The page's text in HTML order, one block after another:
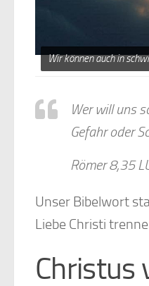
Wir können auch in
Wer will uns
Gefahr oder
Römer 8,35
Unser Bibelwort
Liebe Christi
Christus